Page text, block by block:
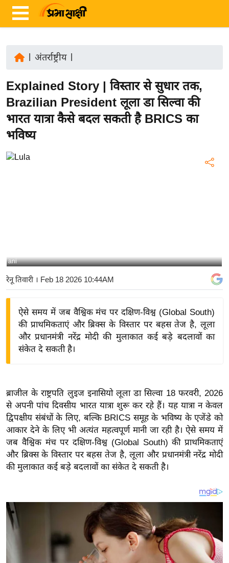
ज़ा
ख
ब
र
ष्ट्री
बि
ने
द्यो
वि
शे
ष
ज्ञ
रा
य
ट
खे
ल
अंतर्राष्ट्रीय|
Explained Story | विस्तार से सुधार तक,
Brazilian President लूला डा सिल्वा की
भारत यात्रा कैसे बदल सकती है BRICS का
भविष्य
ani
रेनू तिवारी । Feb 18 2026 10:44AM
ऐसे समय में जब वैश्विक मंच पर दक्षिण-विश्व (Global South)
की प्राथमिकताएं और ब्रिक्स के विस्तार पर बहस तेज है, लूला
और प्रधानमंत्री नरेंद्र मोदी की मुलाकात कई बड़े बदलावों का
संकेत दे सकती है।
ब्राजील के राष्ट्रपति लुइज इनासियो लूला डा सिल्वा 18 फरवरी, 2026
से अपनी पांच दिवसीय भारत यात्रा शुरू कर रहे हैं। यह यात्रा न केवल
द्विपक्षीय संबंधों के लिए, बल्कि BRICS समूह के भविष्य के एजेंडे को
आकार देने के लिए भी अत्यंत महत्वपूर्ण मानी जा रही है। ऐसे समय में
जब वैश्विक मंच पर दक्षिण-विश्व (Global South) की प्राथमिकताएं
और ब्रिक्स के विस्तार पर बहस तेज है, लूला और प्रधानमंत्री नरेंद्र मोदी
की मुलाकात कई बड़े बदलावों का संकेत दे सकती है।